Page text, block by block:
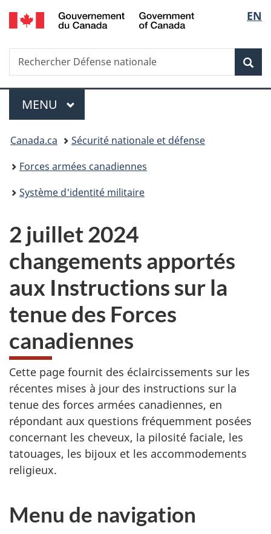
Passer
au
principal
Passer
à
Au
du
Passer
à
version
simplifiée
de
la
EN
Recherche
Rechercher
Défense
Menu
MENU PRINCIPAL
Vous
êtes
ici :
Canada.ca
Sécurité nationale et défense
Forces armées canadiennes
Système d'identité militaire
2 juillet 2024
changements apportés
aux Instructions sur la
tenue des Forces
canadiennes
Cette page fournit des éclaircissements sur les
récentes mises à jour des instructions sur la
tenue des forces armées canadiennes, en
répondant aux questions fréquemment posées
concernant les cheveux, la pilosité faciale, les
tatouages, les bijoux et les accommodements
religieux.
Menu de navigation